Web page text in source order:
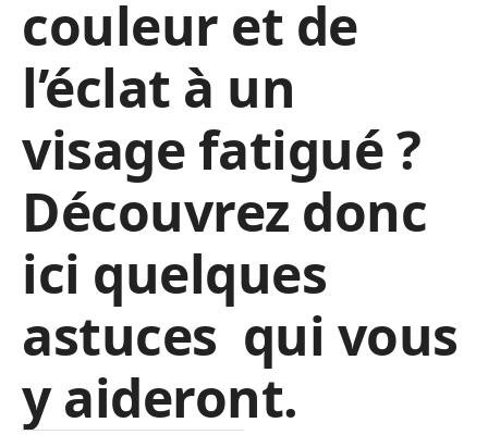
couleur et de
l’éclat à un
visage fatigué ?
Découvrez donc
ici quelques
astuces qui vous
y aideront.